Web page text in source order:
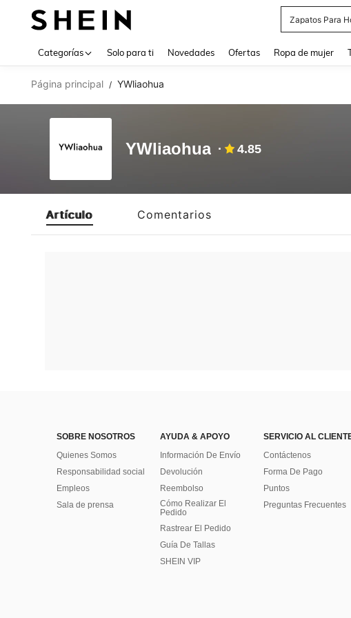
Zapatos Para
Categorías Solo para ti Novedades Ofertas Ropa de mujer
Página principal / YWliaohua
YWliaohua 4.85
Artículo Comentarios
SOBRE NOSOTROS
Quienes Somos
Responsabilidad social
Empleos
Sala de prensa
AYUDA & APOYO
Información De Envío
Devolución
Reembolso
Cómo Realizar El
Pedido
Rastrear El Pedido
Guía De Tallas
SHEIN VIP
SERVICIO AL
Contáctenos
Forma De Pago
Puntos
Preguntas Frecuentes